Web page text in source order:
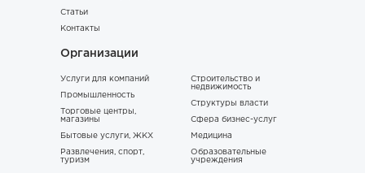
Статьи
Контакты
Организации
Услуги для компаний
Промышленность
Торговые центры,
магазины
Бытовые услуги, ЖКХ
Развлечения, спорт,
туризм
Строительство и
недвижимость
Структуры власти
Сфера бизнес-услуг
Медицина
Образовательные
учреждения